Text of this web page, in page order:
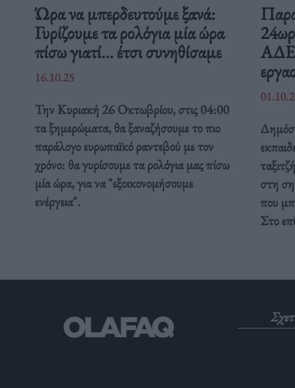
Ώρα να μπερδευτούμε ξανά:
Γυρίζουμε τα ρολόγια μία ώρα
πίσω γιατί… έτσι συνηθίσαμε
16.10.25
Την Κυριακή 26 Οκτωβρίου, στις 04:00
τα ξημερώματα, θα ξαναζήσουμε το πιο
παράλογο ευρωπαϊκό ραντεβού με τον
χρόνο: θα γυρίσουμε τα ρολόγια μας πίσω
μία ώρα, για να "εξοικονομήσουμε
ενέργεια".
στη
που
Στο